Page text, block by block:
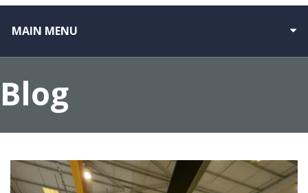
MAIN MENU
Blog